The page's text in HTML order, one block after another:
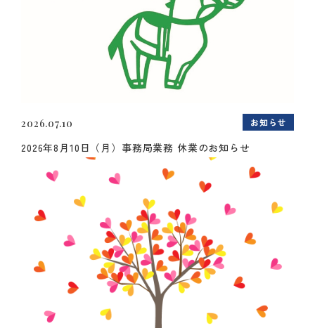
2026.07.10 お知らせ
2026年8月10日（月）事務局業務 休業のお知らせ